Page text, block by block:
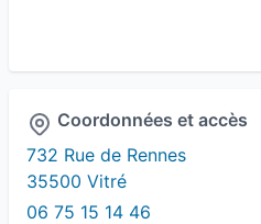
Coordonnées et accès
732 Rue de Rennes
35500 Vitré
06 75 15 14 46